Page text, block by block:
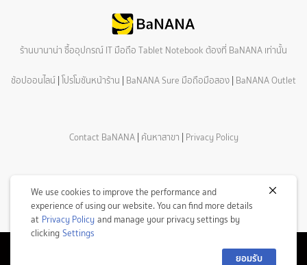
ร้านบานาน่า ซื้ออุปกรณ์ IT มือถือ Tablet Notebook ต้องที่ BaNANA เท่านั้น
ช้อปออนไลน์ | โปรโมชันหน้าร้าน | BaNANA Sure มือถือมือสอง | BaNANA Outlet
Contact BaNANA| ค้นหาสาขา | Privacy Policy
© Copyright 2026 Com7 Public Company Limited All Rights Reserved.
We use cookies to improve the performance and
experience of using our website. You can find more details
at Privacy Policy and manage your privacy settings by
clicking Settings
ยอมรับ